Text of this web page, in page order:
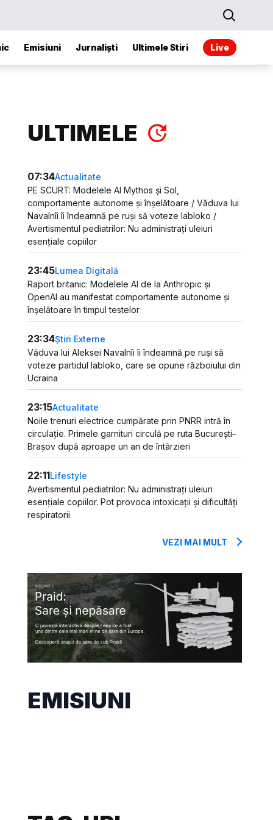
Emisiuni Jurnaliști Ultimele Stiri Live
ULTIMELE
07:34Actualitate
PE SCURT: Modelele AI Mythos și Sol,
comportamente autonome și înșelătoare / Văduva lui
Navalnîi îi îndeamnă pe ruși să voteze Iabloko /
Avertismentul pediatrilor: Nu administrați uleiuri
esențiale copiilor
23:45Lumea Digitală
Raport britanic: Modelele AI de la Anthropic și
OpenAI au manifestat comportamente autonome și
înșelătoare în timpul testelor
23:34Știri Externe
Văduva lui Aleksei Navalnîi îi îndeamnă pe ruși să
voteze partidul Iabloko, care se opune războiului din
Ucraina
23:15Actualitate
Noile trenuri electrice cumpărate prin PNRR intră în
circulație. Primele garnituri circulă pe ruta București–
Brașov după aproape un an de întârzieri
22:11Lifestyle
Avertismentul pediatrilor: Nu administrați uleiuri
esențiale copiilor. Pot provoca intoxicații și dificultăți
respiratorii
VEZI MAI MULT
EMISIUNI